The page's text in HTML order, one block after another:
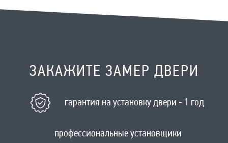
ЗАКАЖИТЕ ЗАМЕР ДВЕРИ
гарантия на установку двери - 1 год
профессиональные установщики